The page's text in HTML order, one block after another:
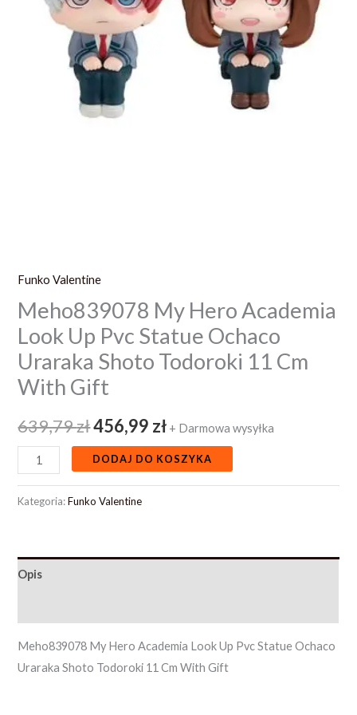
Funko Valentine
Meho839078 My Hero Academia
Look Up Pvc Statue Ochaco
Uraraka Shoto Todoroki 11 Cm
With Gift
639,79zł456,99 zł + Darmowa wysyłka
DODAJ DO KOSZYKA
Kategoria:Funko Valentine
Opis
Meho839078 My Hero Academia Look Up Pvc Statue Ochaco
Uraraka Shoto Todoroki 11 Cm With Gift